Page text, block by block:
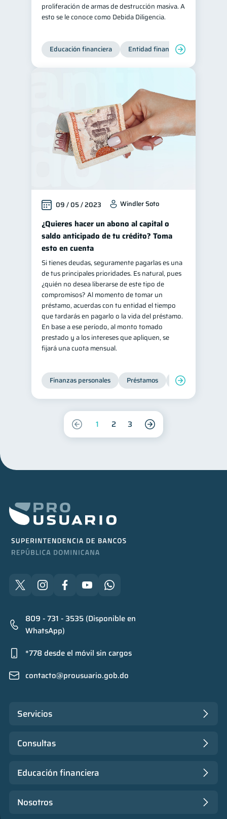
proliferación de armas de destrucción masiva. A
esto se le conoce como Debida Diligencia.
Educación financiera Entidad financiera
09 / 05 / 2023 Windler Soto
¿Quieres hacer un abono al capital o
saldo anticipado de tu crédito? Toma
esto en cuenta
Si tienes deudas, seguramente pagarlas es una
de tus principales prioridades. Es natural, pues
¿quién no desea liberarse de este tipo de
compromisos? Al momento de tomar un
préstamo, acuerdas con tu entidad el tiempo
que tardarás en pagarlo o la vida del préstamo.
En base a ese período, al monto tomado
prestado y a los intereses que apliquen, se
fijará una cuota mensual.
Finanzas personales Préstamos Productos
1 2 3
809 - 731 - 3535 (Disponible en
WhatsApp)
*778 desde el móvil sin cargos
contacto@prousuario.gob.do
Servicios
Consultas
Educación financiera
Nosotros